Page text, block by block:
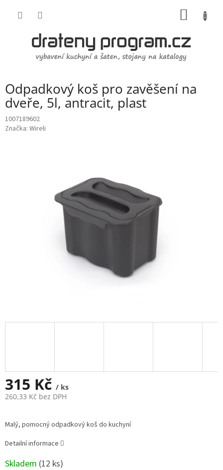
Odpadkový koš pro zavěšení na
dveře, 5l, antracit, plast
1007189602
Značka: Wireli
315 Kč / ks
260,33 Kč bez DPH
cena:
Malý, pomocný odpadkový koš do kuchyní
Detailní informace
Skladem (12 ks)